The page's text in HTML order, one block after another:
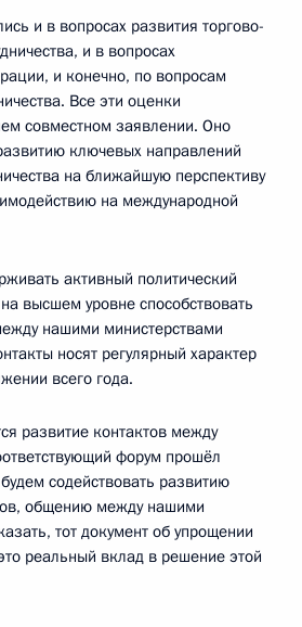
и в вопросах развития торгово-
и в вопросах
и конечно, по вопросам
Все эти оценки
совместном заявлении. Оно
ключевых направлений
на ближайшую перспективу
на международной
активный политический
высшем уровне способствовать
нашими министерствами
носят регулярный характер
всего года.
развитие контактов между
форум прошёл
содействовать развитию
общению между нашими
тот документ об упрощении
реальный вклад в решение этой